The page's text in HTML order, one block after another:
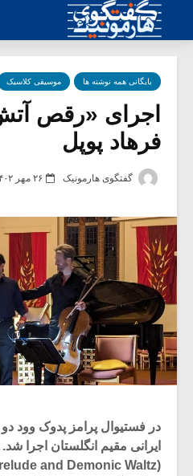
بایگانی همه نوشته ها موسیقی کلاسیک
اجرای «رقص آتش
فرهاد پوپل
گفتگوی هارمونیک ۲۶ مهر ۱۴۰۲
در فستیوال پرامز پدوک وود دو
ایرانی مقیم انگلستان اجرا